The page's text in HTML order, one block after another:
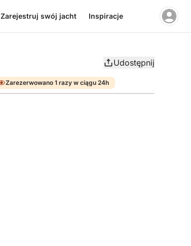
Zarejestruj swój jacht Inspiracje
Udostępnij
Zarezerwowano 1 razy w ciągu 24h